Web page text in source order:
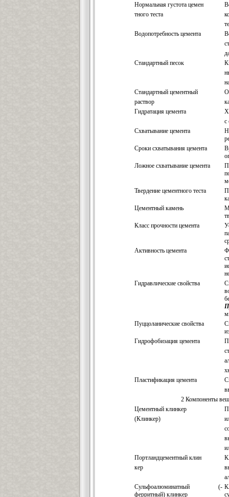
Нормальная густота цемен
тного теста
Водопотребность цемента
Стандартный песок
Стандартный цементный
раствор
Гидратация цемента
с
Схватывание цемента
Сроки схватывания цемента
Ложное схватывание цемента
Твердение цементного теста
Цементный камень
Класс прочности цемента
Активность цемента
Гидравлические свойства
Пуццоланические свойства
Гидрофобизация цемента
Пластификация цемента
2 Компоненты
Цементный клинкер
(Клинкер)
Портландцементный клин
кер
Сульфоалюминатный (-
ферритный) клинкер